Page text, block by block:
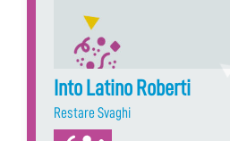
Into Latino Roberti
Restare Svaghi